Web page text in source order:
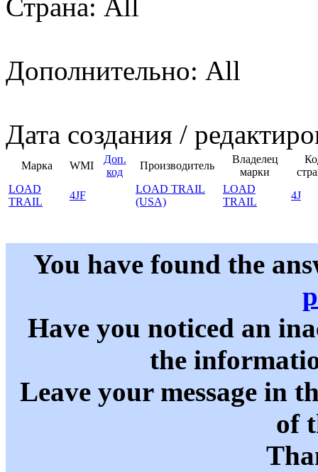
Страна: All
Дополнительно: All
Дата создания /
Марка WMI
Доп.
код
Производитель
Владелец
марки
LOAD
TRAIL
4JF
LOAD TRAIL
(USA)
LOAD
TRAIL
4J
You have found the
Have you noticed an
the
Leave your message in
of